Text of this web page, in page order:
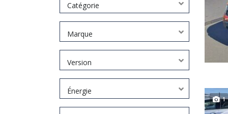
Catégorie
Marque
Version
Énergie
1